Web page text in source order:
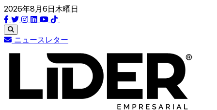
2026年8月6日木曜日
ニュースレター